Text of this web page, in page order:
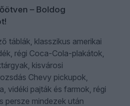
– Boldog
táblák, klasszikus amerikai
régi Coca-Cola-plakátok,
kisvárosi
Chevy pickupok,
vidéki pajták és farmok, régi
persze mindezek után